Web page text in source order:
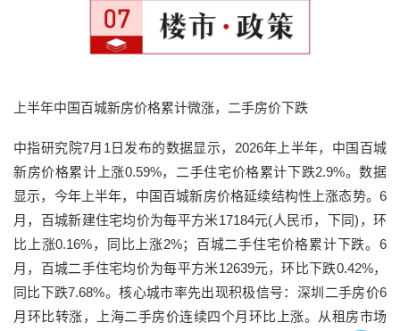
上半年中国百城新房价格累计微涨，二手房价下跌
中指研究院7月1日发布的数据显示，2026年上半年，中国百城
新房价格累计上涨0.59%，二手住宅价格累计下跌2.9%。数据
显示，今年上半年，中国百城新房价格延续结构性上涨态势。6
月，百城新建住宅均价为每平方米17184元(人民币，下同)，环
比上涨0.16%，同比上涨2%；百城二手住宅价格累计下跌。6
月，百城二手住宅均价为每平方米12639元，环比下跌0.42%，
同比下跌7.68%。核心城市率先出现积极信号：深圳二手房价6
月环比转涨，上海二手房价连续四个月环比上涨。从租房市场